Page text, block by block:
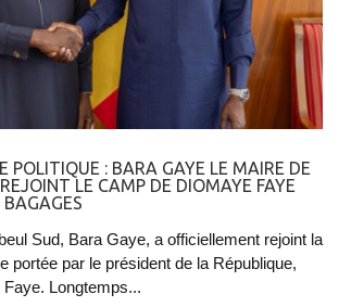
POLITIQUE : BARA GAYE LE MAIRE DE
LE CAMP DE DIOMAYE FAYE
Sud, Bara Gaye, a officiellement rejoint la
portée par le président de la République,
Longtemps...